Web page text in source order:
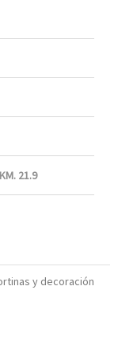
21.9
y decoración